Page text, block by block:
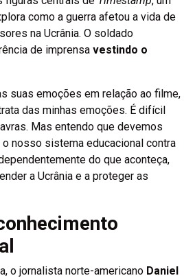
como a guerra afetou a vida de
na Ucrânia. O soldado
de imprensa vestindo o
suas emoções em relação ao filme,
das minhas emoções. É difícil
Mas entendo que devemos
o nosso sistema educacional contra
do que aconteça,
a Ucrânia e a proteger as
o jornalista norte-americano Daniel